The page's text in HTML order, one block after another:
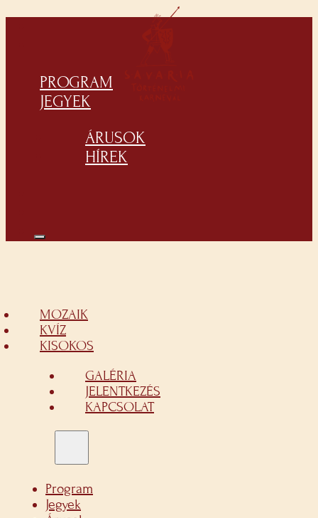
PROGRAM
JEGYEK
ÁRUSOK
HÍREK
MOZAIK
KVÍZ
KISOKOS
GALÉRIA
JELENTKEZÉS
KAPCSOLAT
Program
Jegyek